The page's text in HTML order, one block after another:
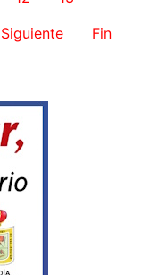
Siguiente Fin